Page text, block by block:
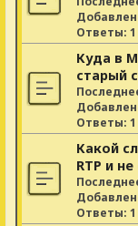
Ответы: 1
Куда в
старый
Ответы: 1
Какой
RTP и
Ответы: 1